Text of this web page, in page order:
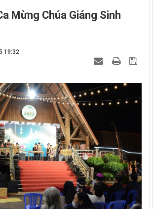
Mừng Chúa Giáng Sinh
19:32